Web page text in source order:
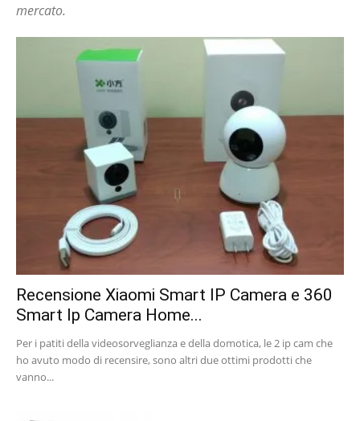
mercato.
Recensione Xiaomi Smart IP Camera e 360
Smart Ip Camera Home...
Per i patiti della videosorveglianza e della domotica, le 2 ip cam che
ho avuto modo di recensire, sono altri due ottimi prodotti che
vanno...